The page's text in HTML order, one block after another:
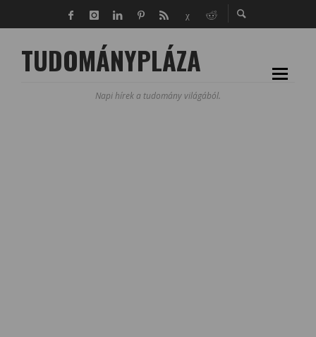
TUDOMÁNYPLÁZA
Napi hírek a tudomány világából.